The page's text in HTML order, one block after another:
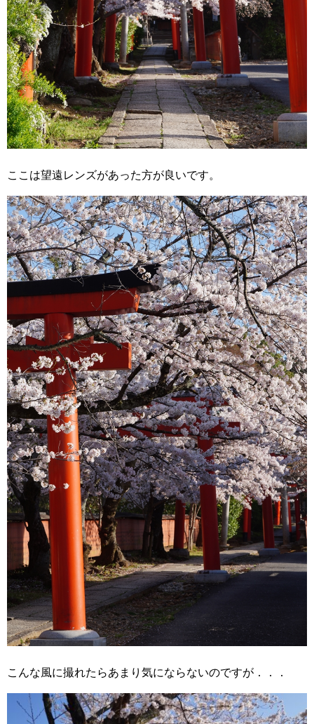
ここは望遠レンズがあった方が良いです。
こんな風に撮れたらあまり気にならないのですが．．．